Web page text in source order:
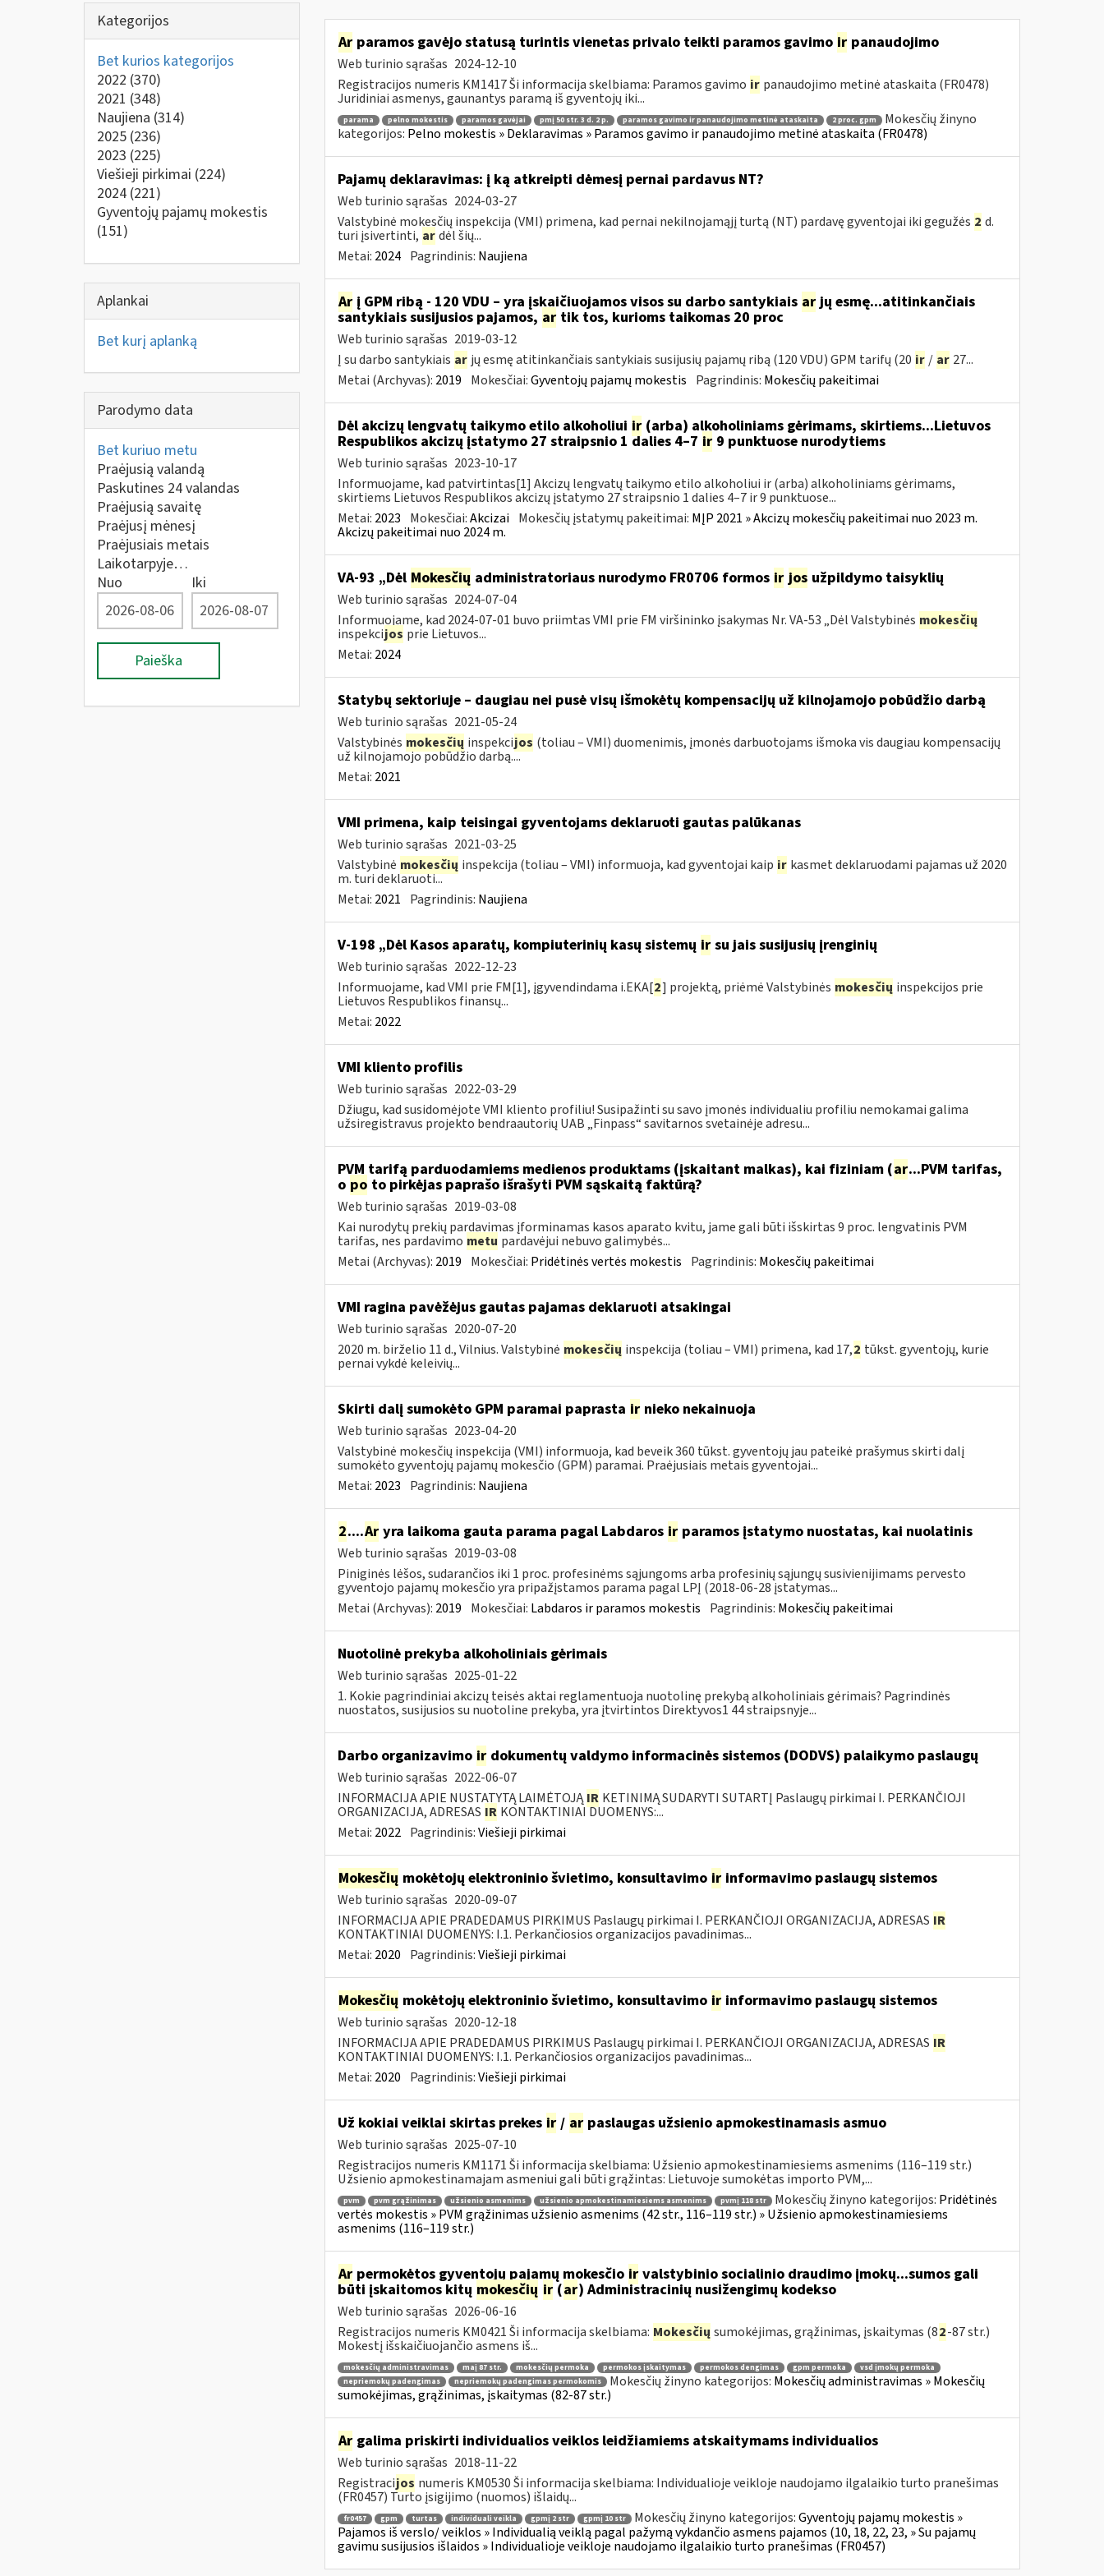
Kategorijos
Bet kurios kategorijos
2022 (370)
2021 (348)
Naujiena (314)
2025 (236)
2023 (225)
Viešieji pirkimai (224)
2024 (221)
Gyventojų pajamų mokestis
(151)
Aplankai
Bet kurį aplanką
Parodymo data
Bet kuriuo metu
Praėjusią valandą
Paskutines 24 valandas
Praėjusią savaitę
Praėjusį mėnesį
Praėjusiais metais
Laikotarpyje…
Nuo
Iki
Paieška
Arparamos gavėjo statusą turintis vienetas privalo teikti paramos gavimo irpanaudojimo
Web turinio sąrašas 2024-12-10
Registracijos numeris KM1417 Ši informacija skelbiama: Paramos gavimo ir panaudojimo metinė ataskaita (FR0478)
Juridiniai asmenys, gaunantys paramą iš gyventojų iki...
parama pelno mokestis paramos gavėjai pmį 50 str. 3 d. 2 p. paramos gavimo ir panaudojimo metinė ataskaita 2 proc. gpm
Mokesčių žinyno
kategorijos: Pelno mokestis » Deklaravimas » Paramos gavimo ir panaudojimo metinė ataskaita (FR0478)
Pajamų deklaravimas: į ką atkreipti dėmesį pernai pardavus NT?
Web turinio sąrašas 2024-03-27
Valstybinė mokesčių inspekcija (VMI) primena, kad pernai nekilnojamąjį turtą (NT) pardavę gyventojai iki gegužės 2 d.
turi įsivertinti, ar dėl šių...
Metai: 2024 Pagrindinis: Naujiena
Arį GPM ribą - 120 VDU – yra įskaičiuojamos visos su darbo santykiais arjų esmę...atitinkančiais
santykiais susijusios pajamos, artik tos, kurioms taikomas 20 proc
Web turinio sąrašas 2019-03-12
Į su darbo santykiais ar jų esmę atitinkančiais santykiais susijusių pajamų ribą (120 VDU) GPM tarifų (20 ir / ar 27...
Metai (Archyvas): 2019 Mokesčiai:Gyventojų pajamų mokestis Pagrindinis: Mokesčių pakeitimai
Dėl akcizų lengvatų taikymo etilo alkoholiui ir(arba) alkoholiniams gėrimams, skirtiems...Lietuvos
Respublikos akcizų įstatymo 27 straipsnio 1 dalies 4–7 ir9 punktuose nurodytiems
Web turinio sąrašas 2023-10-17
Informuojame, kad patvirtintas[1] Akcizų lengvatų taikymo etilo alkoholiui ir (arba) alkoholiniams gėrimams,
skirtiems Lietuvos Respublikos akcizų įstatymo 27 straipsnio 1 dalies 4–7 ir 9 punktuose...
Metai: 2023 Mokesčiai:Akcizai Mokesčių įstatymų pakeitimai: MĮP 2021 » Akcizų mokesčių pakeitimai nuo 2023 m.
Akcizų pakeitimai nuo 2024 m.
VA-93 „Dėl Mokesčių administratoriaus nurodymo FR0706 formos ir jos užpildymo taisyklių
Web turinio sąrašas 2024-07-04
Informuojame, kad 2024-07-01 buvo priimtas VMI prie FM viršininko įsakymas Nr. VA-53 „Dėl Valstybinės mokesčių
inspekcijos prie Lietuvos...
Metai: 2024
Statybų sektoriuje – daugiau nei pusė visų išmokėtų kompensacijų už kilnojamojo pobūdžio darbą
Web turinio sąrašas 2021-05-24
Valstybinės mokesčių inspekcijos (toliau – VMI) duomenimis, įmonės darbuotojams išmoka vis daugiau kompensacijų
už kilnojamojo pobūdžio darbą....
Metai: 2021
VMI primena, kaip teisingai gyventojams deklaruoti gautas palūkanas
Web turinio sąrašas 2021-03-25
Valstybinė mokesčių inspekcija (toliau – VMI) informuoja, kad gyventojai kaip ir kasmet deklaruodami pajamas už 2020
m. turi deklaruoti...
Metai: 2021 Pagrindinis: Naujiena
V-198 „Dėl Kasos aparatų, kompiuterinių kasų sistemų irsu jais susijusių įrenginių
Web turinio sąrašas 2022-12-23
Informuojame, kad VMI prie FM[1], įgyvendindama i.EKA[2] projektą, priėmė Valstybinės mokesčių inspekcijos prie
Lietuvos Respublikos finansų...
Metai: 2022
VMI kliento profilis
Web turinio sąrašas 2022-03-29
Džiugu, kad susidomėjote VMI kliento profiliu! Susipažinti su savo įmonės individualiu profiliu nemokamai galima
užsiregistravus projekto bendraautorių UAB „Finpass“ savitarnos svetainėje adresu...
PVM tarifą parduodamiems medienos produktams (įskaitant malkas), kai fiziniam (ar...PVM tarifas,
o po to pirkėjas paprašo išrašyti PVM sąskaitą faktūrą?
Web turinio sąrašas 2019-03-08
Kai nurodytų prekių pardavimas įforminamas kasos aparato kvitu, jame gali būti išskirtas 9 proc. lengvatinis PVM
tarifas, nes pardavimo metu pardavėjui nebuvo galimybės...
Metai (Archyvas): 2019 Mokesčiai: Pridėtinės vertės mokestis Pagrindinis: Mokesčių pakeitimai
VMI ragina pavėžėjus gautas pajamas deklaruoti atsakingai
Web turinio sąrašas 2020-07-20
2020 m. birželio 11 d., Vilnius. Valstybinė mokesčių inspekcija (toliau – VMI) primena, kad 17,2 tūkst. gyventojų, kurie
pernai vykdė keleivių...
Skirti dalį sumokėto GPM paramai paprasta irnieko nekainuoja
Web turinio sąrašas 2023-04-20
Valstybinė mokesčių inspekcija (VMI) informuoja, kad beveik 360 tūkst. gyventojų jau pateikė prašymus skirti dalį
sumokėto gyventojų pajamų mokesčio (GPM) paramai. Praėjusiais metais gyventojai...
Metai: 2023 Pagrindinis: Naujiena
2....Aryra laikoma gauta parama pagal Labdaros irparamos įstatymo nuostatas, kai nuolatinis
Web turinio sąrašas 2019-03-08
Piniginės lėšos, sudarančios iki 1 proc. profesinėms sąjungoms arba profesinių sąjungų susivienijimams pervesto
gyventojo pajamų mokesčio yra pripažįstamos parama pagal LPĮ (2018-06-28 įstatymas...
Metai (Archyvas): 2019 Mokesčiai: Labdaros ir paramos mokestis Pagrindinis: Mokesčių pakeitimai
Nuotolinė prekyba alkoholiniais gėrimais
Web turinio sąrašas 2025-01-22
1. Kokie pagrindiniai akcizų teisės aktai reglamentuoja nuotolinę prekybą alkoholiniais gėrimais? Pagrindinės
nuostatos, susijusios su nuotoline prekyba, yra įtvirtintos Direktyvos1 44 straipsnyje...
Darbo organizavimo irdokumentų valdymo informacinės sistemos (DODVS) palaikymo paslaugų
Web turinio sąrašas 2022-06-07
INFORMACIJA APIE NUSTATYTĄ LAIMĖTOJĄIR KETINIMĄ SUDARYTI SUTARTĮ Paslaugų pirkimai I. PERKANČIOJI
ORGANIZACIJA, ADRESAS IR KONTAKTINIAI DUOMENYS:...
Metai: 2022 Pagrindinis:Viešieji pirkimai
Mokesčių mokėtojų elektroninio švietimo, konsultavimo irinformavimo paslaugų sistemos
Web turinio sąrašas 2020-09-07
INFORMACIJA APIE PRADEDAMUS PIRKIMUS Paslaugų pirkimai I. PERKANČIOJI ORGANIZACIJA, ADRESAS IR
KONTAKTINIAI DUOMENYS: I.1. Perkančiosios organizacijos pavadinimas...
Metai: 2020 Pagrindinis:Viešieji pirkimai
Mokesčių mokėtojų elektroninio švietimo, konsultavimo irinformavimo paslaugų sistemos
Web turinio sąrašas 2020-12-18
INFORMACIJA APIE PRADEDAMUS PIRKIMUS Paslaugų pirkimai I. PERKANČIOJI ORGANIZACIJA, ADRESAS IR
KONTAKTINIAI DUOMENYS: I.1. Perkančiosios organizacijos pavadinimas...
Metai: 2020 Pagrindinis:Viešieji pirkimai
Už kokiai veiklai skirtas prekes ir/ arpaslaugas užsienio apmokestinamasis asmuo
Web turinio sąrašas 2025-07-10
Registracijos numeris KM1171 Ši informacija skelbiama: Užsienio apmokestinamiesiems asmenims (116–119 str.)
Užsienio apmokestinamajam asmeniui gali būti grąžintas: Lietuvoje sumokėtas importo PVM,...
pvm pvm grąžinimas užsienio asmenims užsienio apmokestinamiesiems asmenims pvmį 118 str Mokesčių žinyno kategorijos: Pridėtinės
vertės mokestis » PVM grąžinimas užsienio asmenims (42 str., 116–119 str.) » Užsienio apmokestinamiesiems
asmenims (116–119 str.)
Arpermokėtos gyventojų pajamų mokesčio irvalstybinio socialinio draudimo įmokų...sumos gali
būti įskaitomos kitų mokesčių ir(ar) Administracinių nusižengimų kodekso
Web turinio sąrašas 2026-06-16
Registracijos numeris KM0421 Ši informacija skelbiama: Mokesčių sumokėjimas, grąžinimas, įskaitymas (82-87 str.)
Mokestį išskaičiuojančio asmens iš...
mokesčių administravimas maį 87 str. mokesčių permoka permokos įskaitymas permokos dengimas gpm permoka
vsd įmokų permoka
nepriemokų padengimas
nepriemokų padengimas permokomis Mokesčių žinyno kategorijos: Mokesčių administravimas » Mokesčių
sumokėjimas, grąžinimas, įskaitymas (82-87 str.)
Argalima priskirti individualios veiklos leidžiamiems atskaitymams individualios
Web turinio sąrašas 2018-11-22
Registracijos numeris KM0530 Ši informacija skelbiama: Individualioje veikloje naudojamo ilgalaikio turto pranešimas
(FR0457) Turto įsigijimo (nuomos) išlaidų...
fr0457 gpm turtas individuali veikla gpmį 2 str gpmį 10 str Mokesčių žinyno kategorijos:Gyventojų pajamų mokestis »
Pajamos iš verslo/ veiklos » Individualią veiklą pagal pažymą vykdančio asmens pajamos (10, 18, 22, 23, » Su pajamų
gavimu susijusios išlaidos » Individualioje veikloje naudojamo ilgalaikio turto pranešimas (FR0457)